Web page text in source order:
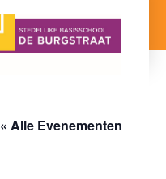
« Alle Evenementen